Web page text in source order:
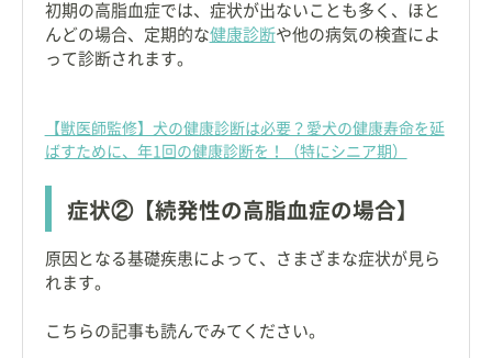
初期の高脂血症では、症状が出ないことも多く、ほと
んどの場合、定期的な健康診断や他の病気の検査によ
って診断されます。
【獣医師監修】犬の健康診断は必要？愛犬の健康寿命を延
ばすために、年1回の健康診断を！（特にシニア期）
症状②【続発性の高脂血症の場合】
原因となる基礎疾患によって、さまざまな症状が見ら
れます。
こちらの記事も読んでみてください。